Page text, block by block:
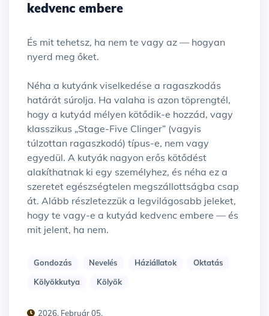
kedvenc embere
És mit tehetsz, ha nem te vagy az — hogyan
nyerd meg őket.
Néha a kutyánk viselkedése a ragaszkodás
határát súrolja. Ha valaha is azon töprengtél,
hogy a kutyád mélyen kötődik-e hozzád, vagy
klasszikus „Stage-Five Clinger” (vagyis
túlzottan ragaszkodó) típus-e, nem vagy
egyedül. A kutyák nagyon erős kötődést
alakíthatnak ki egy személyhez, és néha ez a
szeretet egészségtelen megszállottságba csap
át. Alább részletezzük a legvilágosabb jeleket,
hogy te vagy-e a kutyád kedvenc embere — és
mit jelent, ha nem.
Gondozás Nevelés Háziállatok
Oktatás
Kölyökkutya
Kölyök
2026. Február 05.